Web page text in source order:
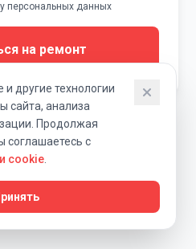
персональных данных
на ремонт
и схема
другие технологии
сайта, анализа
Продолжая
соглашаетесь с
cookie